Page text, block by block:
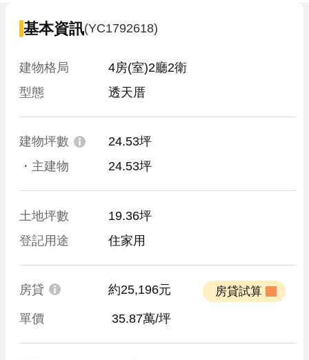
基本資訊(YC1792618)
建物格局
4房(室)2廳2衛
型態
透天厝
建物坪數
24.53坪
・主建物
24.53坪
土地坪數
19.36坪
登記用途
住家用
房貸 約25,196元
單價 35.87萬/坪